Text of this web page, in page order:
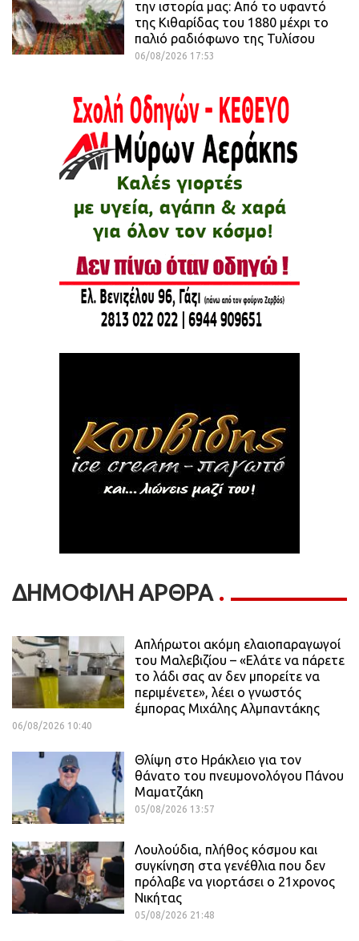
την ιστορία μας: Από το υφαντό
της Κιθαρίδας του 1880 μέχρι το
παλιό ραδιόφωνο της Τυλίσου
06/08/2026 17:53
ΔΗΜΟΦΙΛΗ ΑΡΘΡΑ
Απλήρωτοι ακόμη ελαιοπαραγωγοί
του Μαλεβιζίου – «Ελάτε να πάρετε
το λάδι σας αν δεν μπορείτε να
περιμένετε», λέει ο γνωστός
έμπορας Μιχάλης Αλμπαντάκης
06/08/2026 10:40
Θλίψη στο Ηράκλειο για τον
θάνατο του πνευμονολόγου Πάνου
Μαματζάκη
05/08/2026 13:57
Λουλούδια, πλήθος κόσμου και
συγκίνηση στα γενέθλια που δεν
πρόλαβε να γιορτάσει ο 21χρονος
Νικήτας
05/08/2026 21:48